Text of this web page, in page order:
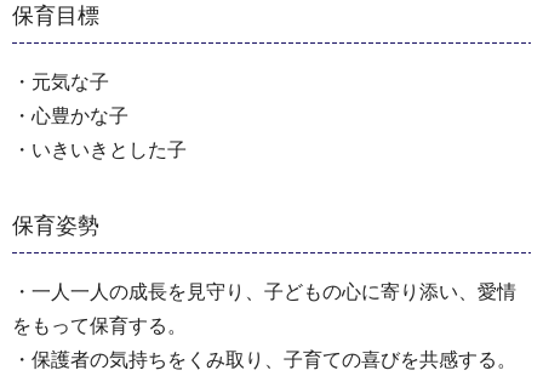
保育目標
・元気な子
・心豊かな子
・いきいきとした子
保育姿勢
・一人一人の成長を見守り、子どもの心に寄り添い、愛情
をもって保育する。
・保護者の気持ちをくみ取り、子育ての喜びを共感する。